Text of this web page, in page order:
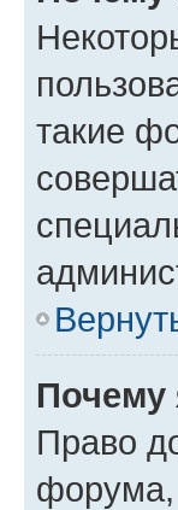
такие
Почему
Право
форума,